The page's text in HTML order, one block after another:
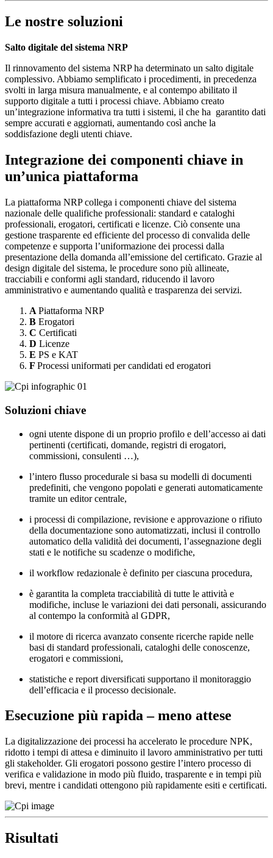
Le nostre soluzioni
Salto digitale del sistema NRP
Il rinnovamento del sistema NRP ha determinato un salto digitale
complessivo. Abbiamo semplificato i procedimenti, in precedenza
svolti in larga misura manualmente, e al contempo abilitato il
supporto digitale a tutti i processi chiave. Abbiamo creato
un’integrazione informativa tra tutti i sistemi, il che ha garantito dati
sempre accurati e aggiornati, aumentando così anche la
soddisfazione degli utenti chiave.
Integrazione dei componenti chiave in
un’unica piattaforma
La piattaforma NRP collega i componenti chiave del sistema
nazionale delle qualifiche professionali: standard e cataloghi
professionali, erogatori, certificati e licenze. Ciò consente una
gestione trasparente ed efficiente del processo di convalida delle
competenze e supporta l’uniformazione dei processi dalla
presentazione della domanda all’emissione del certificato. Grazie al
design digitale del sistema, le procedure sono più allineate,
tracciabili e conformi agli standard, riducendo il lavoro
amministrativo e aumentando qualità e trasparenza dei servizi.
A Piattaforma NRP
B Erogatori
C Certificati
D Licenze
E PS e KAT
F Processi uniformati per candidati ed erogatori
Soluzioni chiave
ogni utente dispone di un proprio profilo e dell’accesso ai dati
pertinenti (certificati, domande, registri di erogatori,
commissioni, consulenti …),
l’intero flusso procedurale si basa su modelli di documenti
predefiniti, che vengono popolati e generati automaticamente
tramite un editor centrale,
i processi di compilazione, revisione e approvazione o rifiuto
della documentazione sono automatizzati, inclusi il controllo
automatico della validità dei documenti, l’assegnazione degli
stati e le notifiche su scadenze o modifiche,
il workflow redazionale è definito per ciascuna procedura,
è garantita la completa tracciabilità di tutte le attività e
modifiche, incluse le variazioni dei dati personali, assicurando
al contempo la conformità al GDPR,
il motore di ricerca avanzato consente ricerche rapide nelle
basi di standard professionali, cataloghi delle conoscenze,
erogatori e commissioni,
statistiche e report diversificati supportano il monitoraggio
dell’efficacia e il processo decisionale.
Esecuzione più rapida – meno attese
La digitalizzazione dei processi ha accelerato le procedure NPK,
ridotto i tempi di attesa e diminuito il lavoro amministrativo per tutti
gli stakeholder. Gli erogatori possono gestire l’intero processo di
verifica e validazione in modo più fluido, trasparente e in tempi più
brevi, mentre i candidati ottengono più rapidamente esiti e certificati.
Risultati